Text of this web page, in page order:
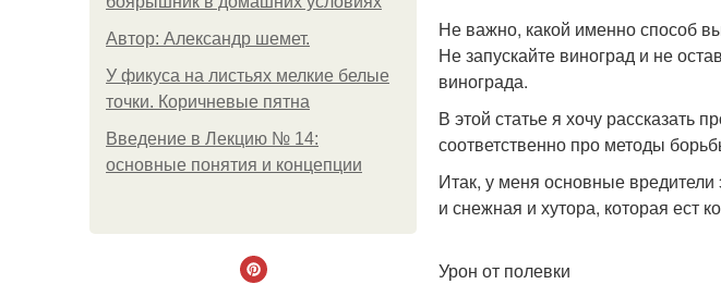
Автор: Александр шемет.
У фикуса на листьях мелкие белые
точки. Коричневые пятна
Введение в Лекцию № 14:
основные понятия и концепции
Не важно, какой именно способ
Не запускайте виноград и не
винограда.
В этой статье я хочу
соответственно про методы
Итак, у меня основные
и снежная и хутора, которая ест
Урон от полевки